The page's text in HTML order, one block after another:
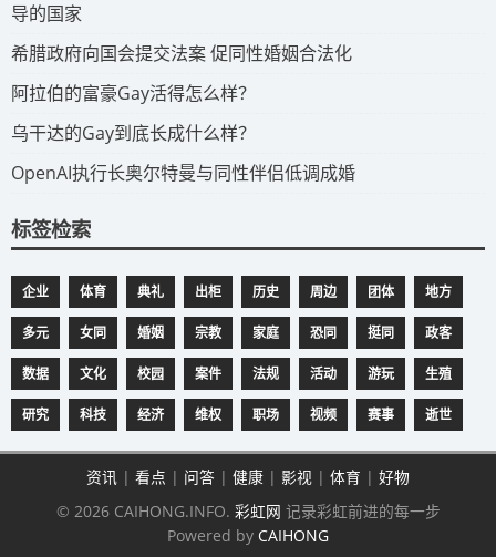
导的国家
​希腊政府向国会提交法案 促同性婚姻合法化
​阿拉伯的富豪Gay活得怎么样？
​乌干达的Gay到底长成什么样？
​OpenAI执行长奥尔特曼与同性伴侣低调成婚
标签检索
企业 体育 典礼 出柜 历史 周边 团体 地方
多元 女同 婚姻 宗教 家庭 恐同 挺同 政客
数据 文化 校园 案件 法规 活动 游玩 生殖
研究 科技 经济 维权 职场 视频 赛事 逝世
资讯 | 看点 | 问答 | 健康 | 影视 | 体育 | 好物
© 2026 CAIHONG.INFO. 彩虹网 记录彩虹前进的每一步
Powered by CAIHONG